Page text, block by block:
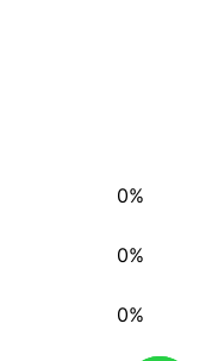
0%
0%
0%